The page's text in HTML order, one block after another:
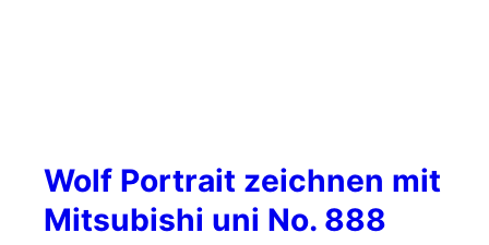
Wolf Portrait zeichnen mit
Mitsubishi uni No. 888